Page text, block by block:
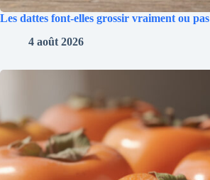
Les dattes font-elles grossir vraiment ou pas
4 août 2026